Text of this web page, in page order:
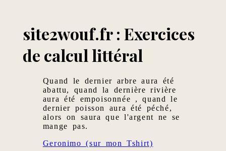
site2wouf.fr : Exercices
de calcul littéral
Quand le dernier arbre aura été
abattu, quand la dernière rivière
aura été empoisonnée , quand le
dernier poisson aura été péché,
alors on saura que l'argent ne se
mange pas.
Geronimo (sur mon Tshirt)